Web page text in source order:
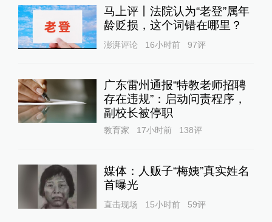
马上评丨法院认为“老登”属年
龄贬损，这个词错在哪里？
澎湃评论 16小时前 97评
广东雷州通报“特教老师招聘
存在违规”：启动问责程序，
副校长被停职
教育家 17小时前 138评
媒体：人贩子“梅姨”真实姓名
首曝光
直击现场 15小时前 59评